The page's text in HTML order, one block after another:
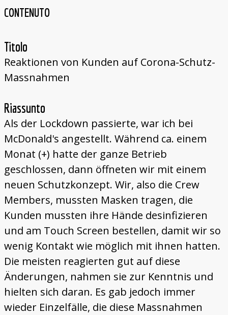
Chi siamo
Deutsch
CONTENUTO
Titolo
Reaktionen von Kunden auf Corona-Schutz-
Massnahmen
Riassunto
Als der Lockdown passierte, war ich bei
McDonald's angestellt. Während ca. einem
Monat (+) hatte der ganze Betrieb
geschlossen, dann öffneten wir mit einem
neuen Schutzkonzept. Wir, also die Crew
Members, mussten Masken tragen, die
Kunden mussten ihre Hände desinfizieren
und am Touch Screen bestellen, damit wir so
wenig Kontakt wie möglich mit ihnen hatten.
Die meisten reagierten gut auf diese
Änderungen, nahmen sie zur Kenntnis und
hielten sich daran. Es gab jedoch immer
wieder Einzelfälle, die diese Massnahmen